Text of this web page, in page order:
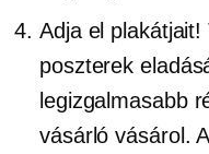
Adja el
poszterek
legizgalmasabb
vásárló vásárol.